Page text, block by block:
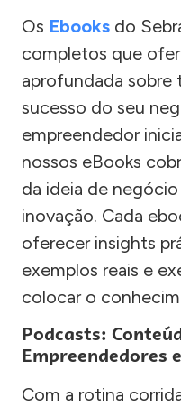
Os Ebooks do
completos que
aprofundada sobre
sucesso do seu
empreendedor
nossos eBooks
da ideia de
inovação. Cada
oferecer insights
exemplos reais e
colocar o
Podcasts:
Empreendedores
Com a rotina